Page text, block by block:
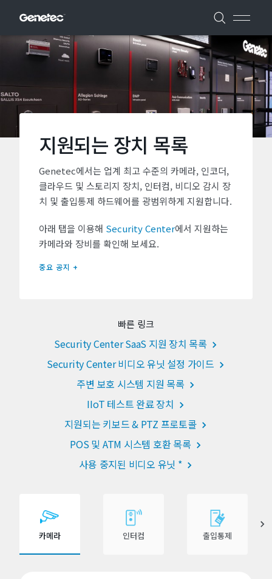
지원되는 장치 목록
Genetec에서는 업계 최고 수준의 카메라, 인코더,
클라우드 및 스토리지 장치, 인터컴, 비디오 감시 장
치 및 출입통제 하드웨어를 광범위하게 지원합니다.
아래 탭을 이용해 Security Center에서 지원하는
카메라와 장비를 확인해 보세요.
중요 공지 +
빠른 링크
Security Center SaaS 지원 장치 목록
Security Center 비디오 유닛 설정 가이드
주변 보호 시스템 지원 목록
IIoT 테스트 완료 장치
지원되는 키보드 & PTZ 프로토콜
POS 및 ATM 시스템 호환 목록
사용 중지된 비디오 유닛 *
카메라 인터컴 출입통제